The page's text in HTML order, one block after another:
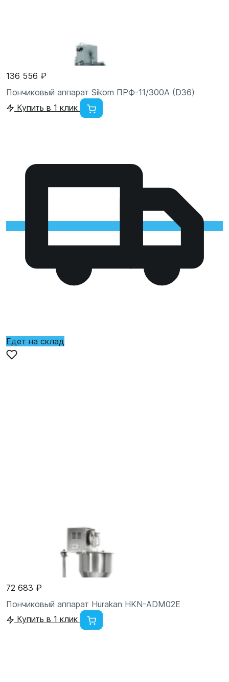
136 556 ₽
Пончиковый аппарат Sikom ПРФ-11/300А (D36)
Купить в 1 клик
Едет на склад
72 683 ₽
Пончиковый аппарат Hurakan HKN-ADM02E
Купить в 1 клик